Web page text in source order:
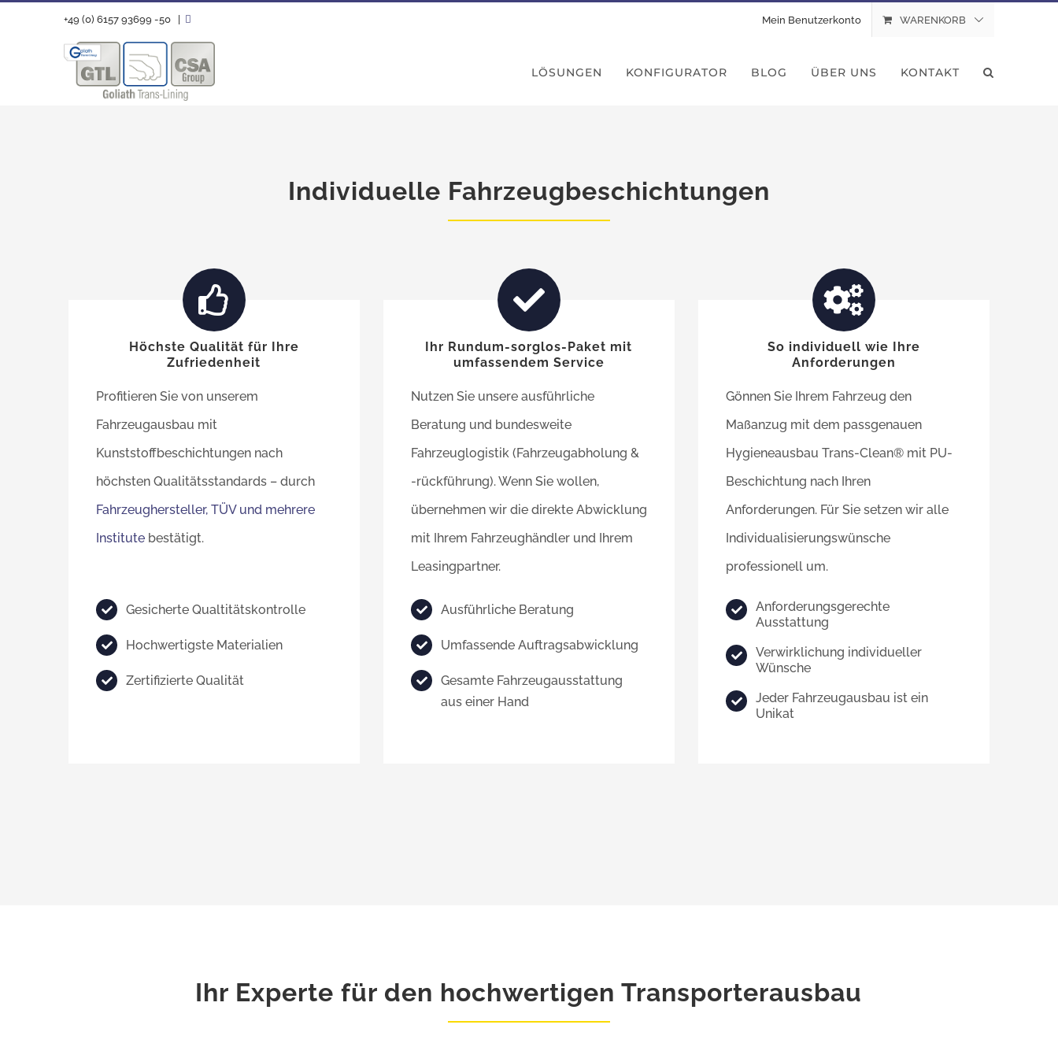
+49 (0) 6157 93699 -50 Mein Benutzerkonto WARENKORB
LÖSUNGEN KONFIGURATOR BLOG ÜBER UNS KONTAKT
Individuelle Fahrzeugbeschichtungen
Höchste Qualität für Ihre
Zufriedenheit
Profitieren Sie von unserem
Fahrzeugausbau mit
Kunststoffbeschichtungen nach
höchsten Qualitätsstandards – durch
Fahrzeughersteller, TÜV und mehrere
Institute bestätigt.
Gesicherte Qualtitätskontrolle
Hochwertigste Materialien
Zertifizierte Qualität
Ihr Rundum-sorglos-Paket mit
umfassendem Service
Nutzen Sie unsere ausführliche
Beratung und bundesweite
Fahrzeuglogistik (Fahrzeugabholung &
-rückführung). Wenn Sie wollen,
übernehmen wir die direkte Abwicklung
mit Ihrem Fahrzeughändler und Ihrem
Leasingpartner.
Ausführliche Beratung
Umfassende Auftragsabwicklung
Gesamte Fahrzeugausstattung
aus einer Hand
So individuell wie Ihre
Anforderungen
Gönnen Sie Ihrem Fahrzeug den
Maßanzug mit dem passgenauen
Hygieneausbau Trans-Clean® mit PU-
Beschichtung nach Ihren
Anforderungen. Für Sie setzen wir alle
Individualisierungswünsche
professionell um.
Anforderungsgerechte
Ausstattung
Verwirklichung individueller
Wünsche
Jeder Fahrzeugausbau ist ein
Unikat
Ihr Experte für den hochwertigen Transporterausbau